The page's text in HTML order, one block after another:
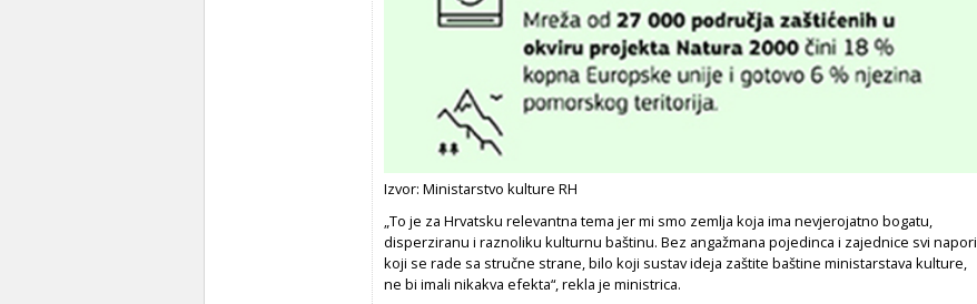
Izvor: Ministarstvo kulture RH
„To je za Hrvatsku relevantna tema jer mi smo zemlja koja ima nevjerojatno bogatu,
disperziranu i raznoliku kulturnu baštinu. Bez angažmana pojedinca i zajednice svi napori
koji se rade sa stručne strane, bilo koji sustav ideja zaštite baštine ministarstava kulture,
ne bi imali nikakva efekta“, rekla je ministrica.